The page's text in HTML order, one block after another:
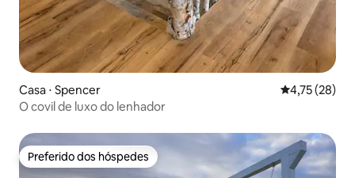
Casa ⋅ Spencer 4,75 de uma
4,75 (28)
O covil de luxo do lenhador
Preferido dos hóspedes
Preferido dos hóspedes